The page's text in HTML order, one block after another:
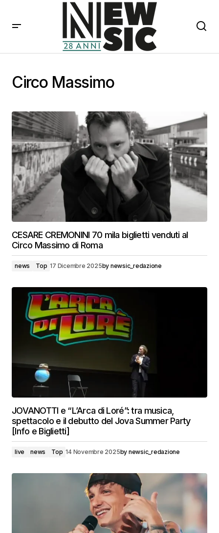
Circo Massimo
CESARE CREMONINI 70 mila biglietti venduti al
Circo Massimo di Roma
news Top 17 Dicembre 2025by newsic_redazione
JOVANOTTI e “L’Arca di Loré”: tra musica,
spettacolo e il debutto del Jova Summer Party
[Info e Biglietti]
live news Top 14 Novembre 2025by newsic_redazione